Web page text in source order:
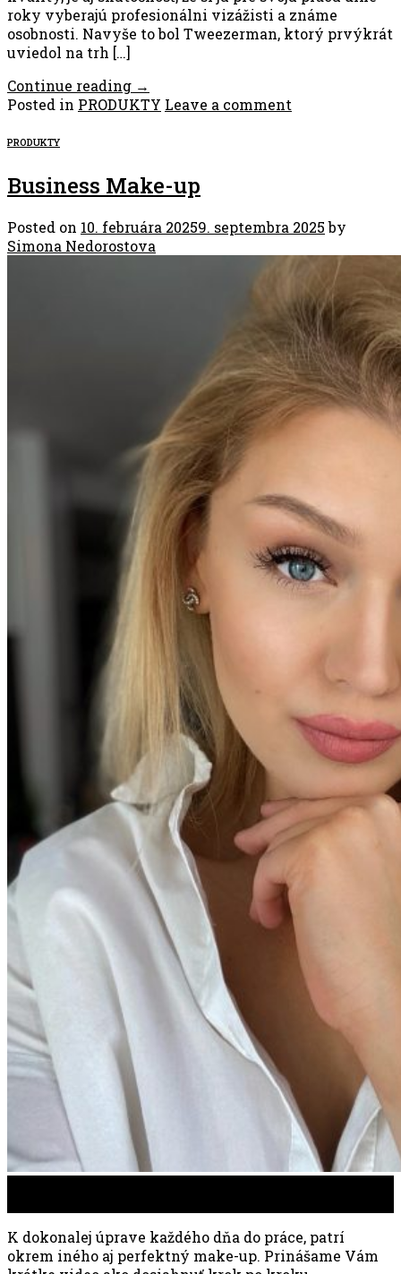
roky vyberajú profesionálni vizážisti a známe
osobnosti. Navyše to bol Tweezerman, ktorý prvýkrát
uviedol na trh […]
Continue reading →
Posted in PRODUKTY Leave a comment
PRODUKTY
Business Make-up
Posted on 10. februára 20259. septembra 2025by
Simona Nedorostova
K dokonalej úprave každého dňa do práce, patrí
okrem iného aj perfektný make-up. Prinášame Vám